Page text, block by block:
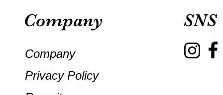
Company
Privacy Policy